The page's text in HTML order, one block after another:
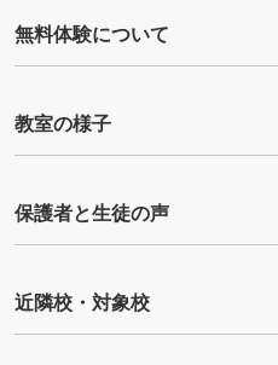
無料体験について
教室の様子
保護者と生徒の声
近隣校・対象校